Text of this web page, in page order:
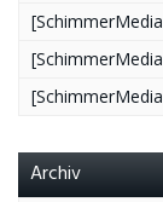
Archiv